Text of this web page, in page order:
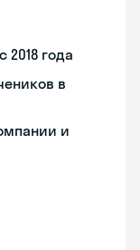
2018 года
в
и